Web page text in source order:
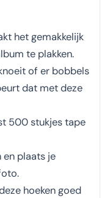
het gemakkelijk
te plakken.
of er bobbels
dat met deze
500 stukjes tape
en plaats je
hoeken goed